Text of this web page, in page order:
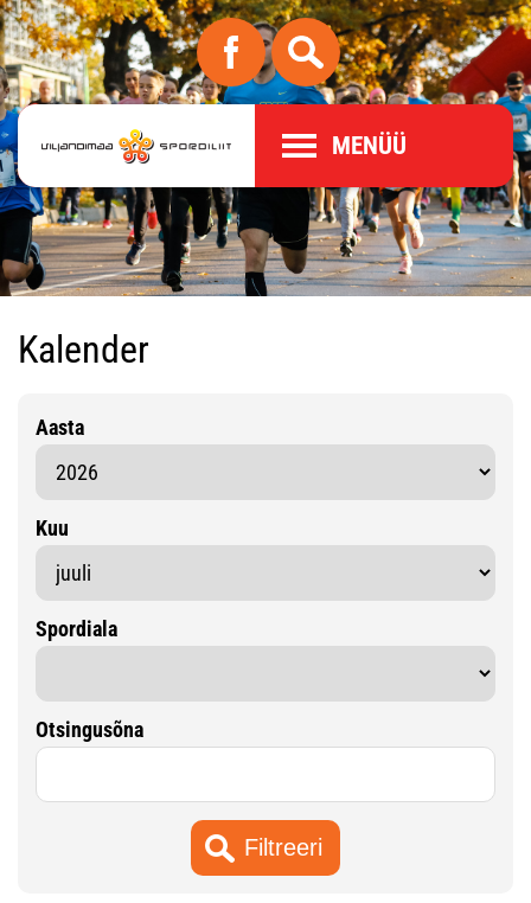
MENÜÜ
Kalender
Aasta
Kuu
Spordiala
Otsingusõna